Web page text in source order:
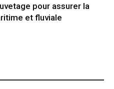
pour assurer la
et fluviale